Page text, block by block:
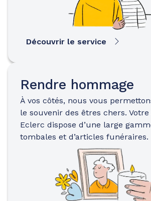
Découvrir le service
Rendre hommage
À vos côtés, nous vous
le souvenir des êtres chers. Votre
Eclerc dispose d’une large
tombales et d’articles funéraires.